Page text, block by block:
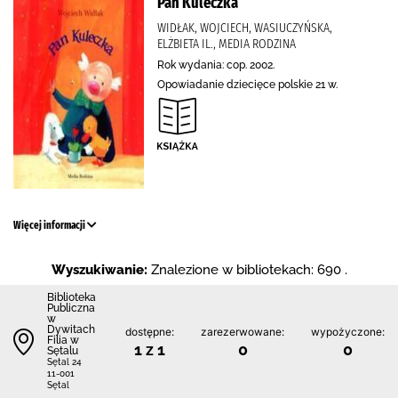
WIDŁAK, WOJCIECH, WASIUCZYŃSKA,
ELŻBIETA IL., MEDIA RODZINA
Rok wydania: cop. 2002.
Opowiadanie dziecięce polskie 21 w.
Więcej informacji
Wyszukiwanie: Znalezione w bibliotekach: 690 .
Biblioteka
Publiczna
w
Dywitach
Filia w
Sętalu
Sętal 24
11-001
Sętal
dostępne:
1 z 1
zarezerwowane:
0
wypożyczone:
0